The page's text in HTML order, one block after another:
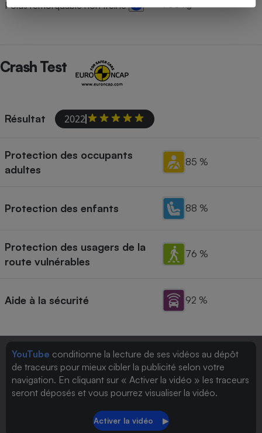
Poids remorquable non freiné 750 kg
Crash Test
Résultat 2022
Protection des occupants
adultes
85 %
Protection des enfants 88 %
Protection des usagers de la
route vulnérables
76 %
Aide à la sécurité 92 %
YouTube conditionne la lecture de ses vidéos au dépôt
de traceurs pour mieux cibler la publicité selon votre
navigation. En cliquant sur « Activer la vidéo » les traceurs
seront déposés et vous pourrez visualiser la vidéo.